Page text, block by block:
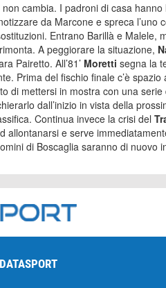
cambia. I padroni di casa
da Marcone e spreca
Entrano Barillà e
A peggiorare la situazione,
Pairetto. All’81’ Moretti segna la
Prima del fischio finale c’è
di mettersi in mostra con una
dall’inizio in vista della
Continua invece la crisi del
allontanarsi e serve
di Boscaglia saranno di nuovo
DATASPORT